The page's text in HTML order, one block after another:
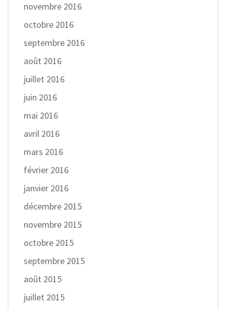
novembre 2016
octobre 2016
septembre 2016
août 2016
juillet 2016
juin 2016
mai 2016
avril 2016
mars 2016
février 2016
janvier 2016
décembre 2015
novembre 2015
octobre 2015
septembre 2015
août 2015
juillet 2015